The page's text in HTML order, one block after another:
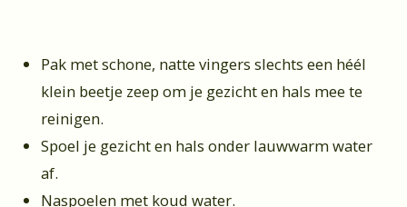
Pak met schone, natte vingers slechts een héél
klein beetje zeep om je gezicht en hals mee te
reinigen.
Spoel je gezicht en hals onder lauwwarm water
af.
Naspoelen met koud water.